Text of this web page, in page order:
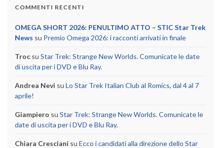
COMMENTI RECENTI
OMEGA SHORT 2026: PENULTIMO ATTO – STIC Star Trek
News su Premio Omega 2026: i racconti arrivati in finale
Troc su Star Trek: Strange New Worlds. Comunicate le date
di uscita per i DVD e Blu Ray.
Andrea Nevi su Lo Star Trek Italian Club al Romics, dal 4 al 7
aprile!
Giampiero su Star Trek: Strange New Worlds. Comunicate le
date di uscita per i DVD e Blu Ray.
Chiara Cresciani su Ecco i candidati alla direzione dello Star